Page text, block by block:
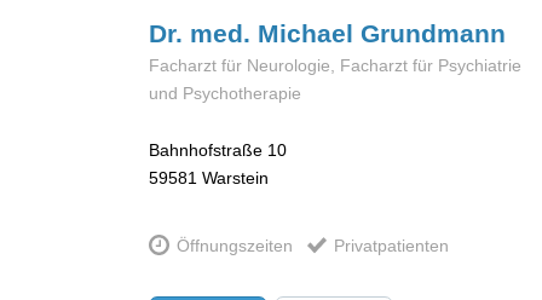
Dr. med. MichaelGrundmann
Facharzt für Neurologie, Facharzt für Psychiatrie
und Psychotherapie
Bahnhofstraße 10
59581 Warstein
Öffnungszeiten Privatpatienten